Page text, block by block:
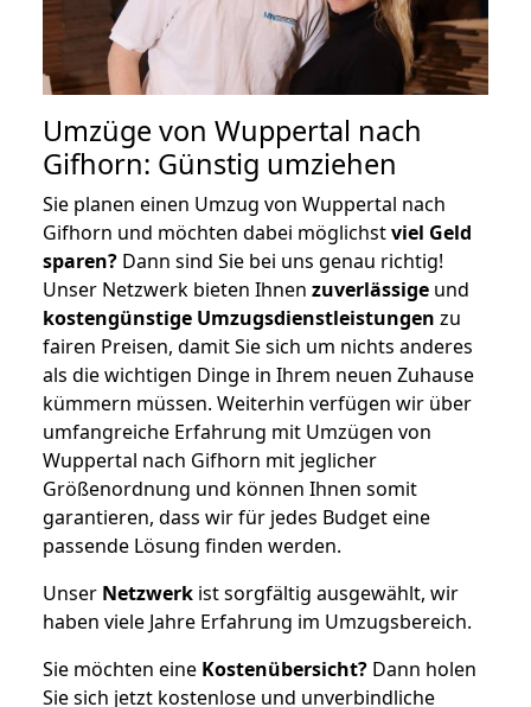
Umzüge von Wuppertal nach
Gifhorn: Günstig umziehen
Sie planen einen Umzug von Wuppertal nach
Gifhorn und möchten dabei möglichstviel Geld
sparen? Dann sind Sie bei uns genau richtig!
Unser Netzwerk bieten Ihnen zuverlässige und
kostengünstige Umzugsdienstleistungen zu
fairen Preisen, damit Sie sich um nichts anderes
als die wichtigen Dinge in Ihrem neuen Zuhause
kümmern müssen. Weiterhin verfügen wir über
umfangreiche Erfahrung mit Umzügen von
Wuppertal nach Gifhorn mit jeglicher
Größenordnung und können Ihnen somit
garantieren, dass wir für jedes Budget eine
passende Lösung finden werden.
Unser Netzwerk ist sorgfältig ausgewählt, wir
haben viele Jahre Erfahrung im Umzugsbereich.
Sie möchten eine Kostenübersicht? Dann holen
Sie sich jetzt kostenlose und unverbindliche